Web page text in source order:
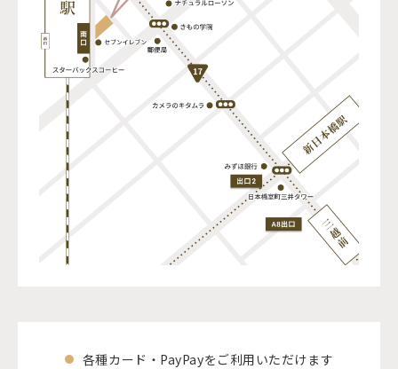
各種カード・PayPayをご利用いただけます